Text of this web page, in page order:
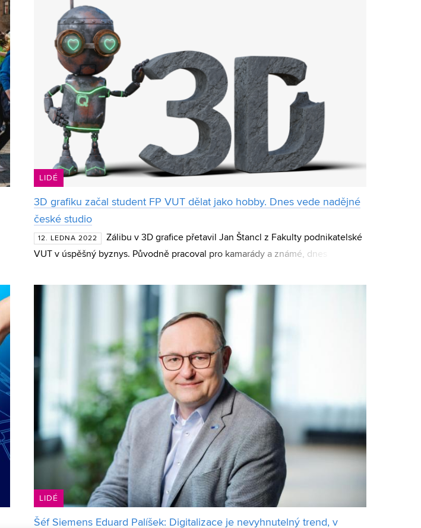
LIDÉ
3D grafiku začal student FP VUT dělat jako hobby. Dnes vede nadějné
české studio
12. LEDNA 2022
Zálibu v 3D grafice přetavil Jan Štancl z Fakulty podnikatelské
VUT v úspěšný byznys. Původně pracoval pro kamarády a známé, dnes
LIDÉ
Šéf Siemens Eduard Palíšek: Digitalizace je nevyhnutelný trend, v